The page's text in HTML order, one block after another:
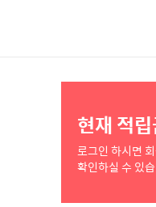
현재 적
로그인 하시면
확인하실 수 있